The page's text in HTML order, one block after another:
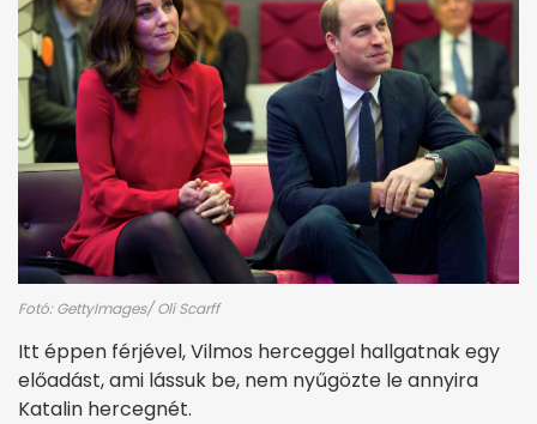
Fotó: GettyImages/ Oli Scarff
Itt éppen férjével, Vilmos herceggel hallgatnak egy
előadást, ami lássuk be, nem nyűgözte le annyira
Katalin hercegnét.